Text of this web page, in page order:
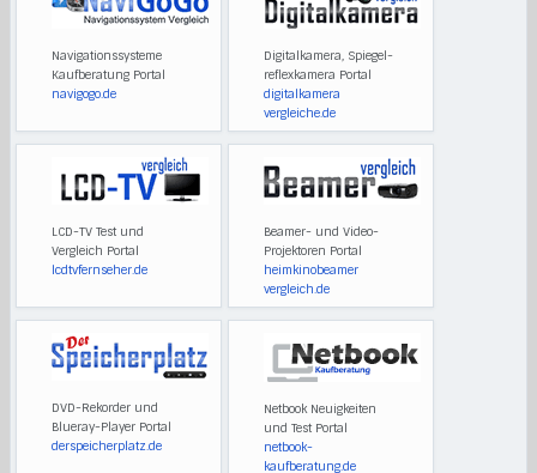
Navigationssysteme
Kaufberatung Portal
navigogo.de
Digitalkamera, Spiegel-
reflexkamera Portal
digitalkamera
vergleiche.de
LCD-TV Test und
Vergleich Portal
lcdtvfernseher.de
Beamer- und Video-
Projektoren Portal
heimkinobeamer
vergleich.de
DVD-Rekorder und
Blueray-Player Portal
derspeicherplatz.de
Netbook Neuigkeiten
und Test Portal
netbook-
kaufberatung.de